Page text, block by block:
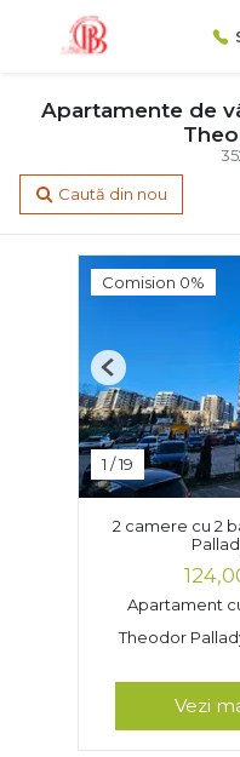
Apartamente de
Caută din nou
Comision 0%
1 /19
Previous
2 camere cu 2
Apartament
Theodor
Vezi